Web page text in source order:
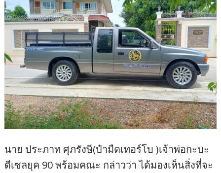
นาย ประภาท ศุภรังษี(ป๋ามืดเทอร์โบ )เจ้าพ่อกะบะ
ดีเซลยุค 90 พร้อมคณะ กล่าวว่า ได้มองเห็นสิ่งที่จะ